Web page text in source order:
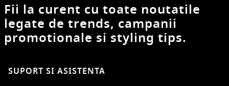
Fii la curent cu toate noutatile
legate de trends, campanii
promotionale si styling tips.
SUPORT SI ASISTENTA